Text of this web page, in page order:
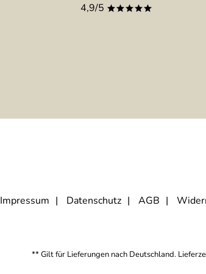
4,9/5 *****
Impressum Datenschutz AGB
** Gilt für Lieferungen nach Deutschland.